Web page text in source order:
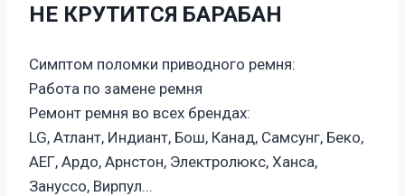
НЕ КРУТИТСЯ БАРАБАН
Симптом поломки приводного ремня:
Работа по замене ремня
Ремонт ремня во всех брендах:
LG, Атлант, Индиант, Бош, Канад, Самсунг, Беко,
АЕГ, Ардо, Арнстон, Электролюкс, Ханса,
Зануссо, Вирпул...